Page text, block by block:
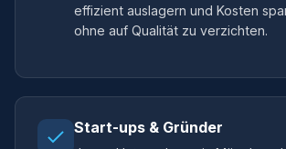
effizient auslagern und Kosten
ohne auf Qualität zu verzichten.
Start-ups & Gründer